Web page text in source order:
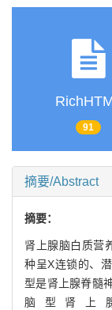
91
摘要/Abstract
摘要：
肾上腺脑白质营
种呈X连锁的、
型是肾上腺脊髓
脑型肾上